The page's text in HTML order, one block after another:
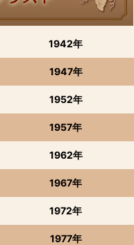
1942年
1947年
1952年
1957年
1962年
1967年
1972年
1977年